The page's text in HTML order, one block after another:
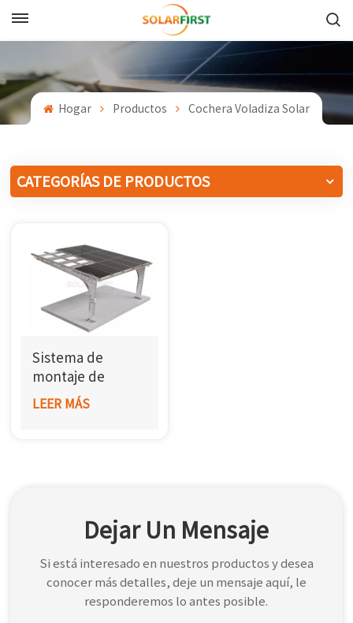
English
Français
中文
Español
Português
한국어
بالعربية
Hogar Productos Cochera Voladiza Solar
CATEGORÍAS DE PRODUCTOS
Sistema de
montaje de
cochera solar de
acero en voladizo
LEER MÁS
Dejar Un Mensaje
Si está interesado en nuestros productos y desea
conocer más detalles, deje un mensaje aquí, le
responderemos lo antes posible.